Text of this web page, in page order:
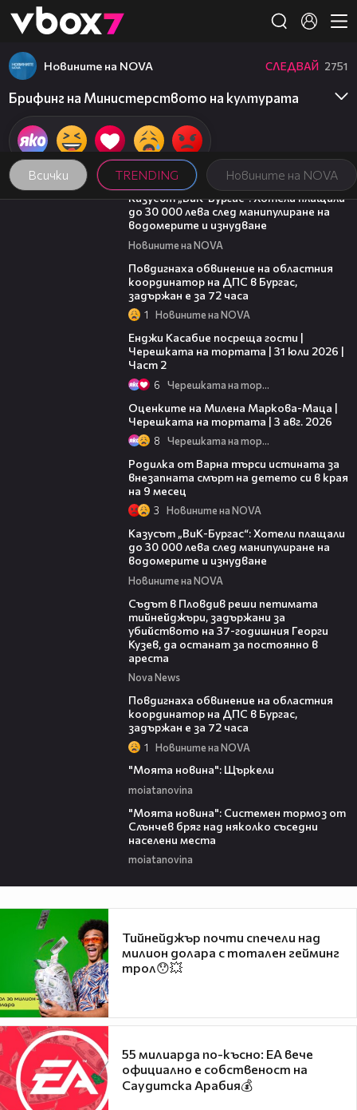
👾
Всички TRENDING Новините на NOVA
Новините на NOVA СЛЕДВАЙ 2751
Брифинг на Министерството на културата
02:21
Казусът „ВиК-Бургас“: Хотели плащали
до 30 000 лева след манипулиране на
водомерите и изнудване
Новините на NOVA
Повдигнаха обвинение на областния
координатор на ДПС в Бургас,
задържан е за 72 часа
1 Новините на NOVA
Енджи Касабие посреща гости |
Черешката на тортата | 31 юли 2026 |
Част 2
6 Черешката на тортата
Оценките на Милена Маркова-Маца |
Черешката на тортата | 3 авг. 2026
8 Черешката на тортата
Родилка от Варна търси истината за
внезапната смърт на детето си в края
на 9 месец
3 Новините на NOVA
Казусът „ВиК-Бургас“: Хотели плащали
до 30 000 лева след манипулиране на
водомерите и изнудване
Новините на NOVA
Съдът в Пловдив реши петимата
тийнейджъри, задържани за
убийството на 37-годишния Георги
Кузев, да останат за постоянно в
ареста
Nova News
Повдигнаха обвинение на областния
координатор на ДПС в Бургас,
задържан е за 72 часа
1 Новините на NOVA
"Моята новина": Щъркели
moiatanovina
"Моята новина": Системен тормоз от
Слънчев бряг над няколко съседни
населени места
moiatanovina
Тийнейджър почти спечели над
милион долара с тотален гейминг
трол😯💥
55 милиарда по-късно: EA вече
официално е собственост на
Саудитска Арабия💰